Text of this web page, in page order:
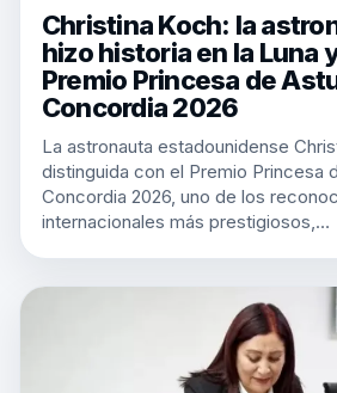
Christina Koch: la
hizo historia en la Luna
Premio Princesa de
Concordia 2026
La astronauta estadounidense
distinguida con el Premio Princesa
Concordia 2026, uno de los
internacionales más prestigiosos,…